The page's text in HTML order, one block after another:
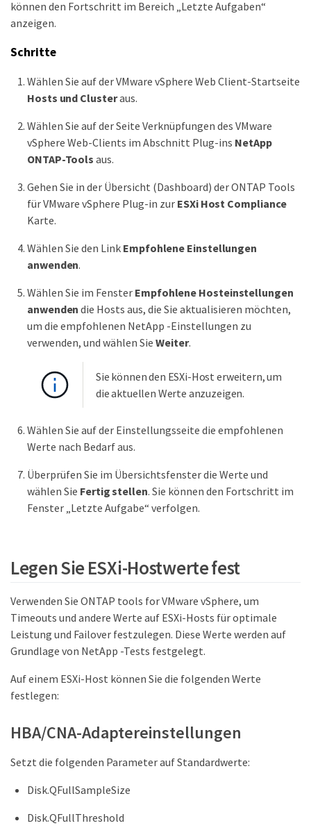
können den Fortschritt im Bereich „Letzte Aufgaben“
anzeigen.
Schritte
Wählen Sie auf der VMware vSphere Web Client-Startseite
Hosts und Clusteraus.
Wählen Sie auf der Seite Verknüpfungen des VMware
vSphere Web-Clients im Abschnitt Plug-ins NetApp
ONTAP-Tools aus.
Gehen Sie in der Übersicht (Dashboard) der ONTAP Tools
für VMware vSphere Plug-in zur ESXi Host Compliance
Karte.
Wählen Sie den Link Empfohlene Einstellungen
anwenden.
Wählen Sie im Fenster Empfohlene Hosteinstellungen
anwenden die Hosts aus, die Sie aktualisieren möchten,
um die empfohlenen NetApp -Einstellungen zu
verwenden, und wählen Sie Weiter.
Sie können den ESXi-Host erweitern, um
die aktuellen Werte anzuzeigen.
Wählen Sie auf der Einstellungsseite die empfohlenen
Werte nach Bedarf aus.
Überprüfen Sie im Übersichtsfenster die Werte und
wählen Sie Fertig stellen. Sie können den Fortschritt im
Fenster „Letzte Aufgabe“ verfolgen.
Legen Sie ESXi-Hostwerte fest
Verwenden Sie ONTAP tools for VMware vSphere, um
Timeouts und andere Werte auf ESXi-Hosts für optimale
Leistung und Failover festzulegen. Diese Werte werden auf
Grundlage von NetApp -Tests festgelegt.
Auf einem ESXi-Host können Sie die folgenden Werte
festlegen:
HBA/CNA-Adaptereinstellungen
Setzt die folgenden Parameter auf Standardwerte:
Disk.QFullSampleSize
Disk.QFullThreshold